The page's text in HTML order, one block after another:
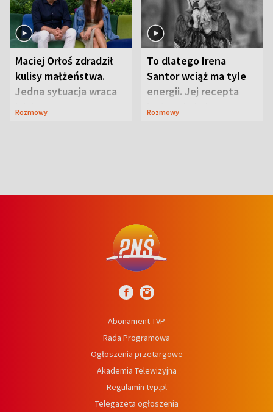
Maciej Orłoś zdradził
kulisy małżeństwa.
Jedna sytuacja wraca
jak bumerang
Rozmowy
To dlatego Irena
Santor wciąż ma tyle
energii. Jej recepta
jest zaskakująco
Rozmowy
Abonament TVP
Rada Programowa
Ogłoszenia przetargowe
Akademia Telewizyjna
Regulamin tvp.pl
Telegazeta ogłoszenia